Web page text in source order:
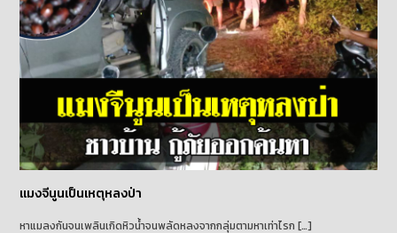
แมงจีนูนเป็นเหตุหลงป่า
หาแมลงกันจนเพลินเกิดหิวน้ำจนพลัดหลงจากกลุ่มตามหาเท่าไรก […]